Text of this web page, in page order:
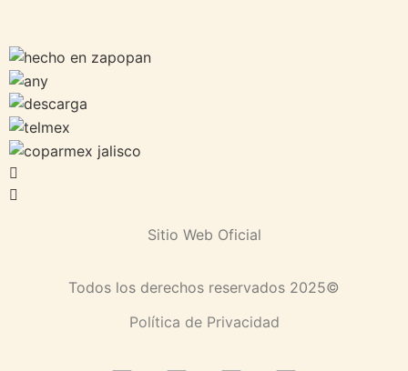
Sitio Web Oficial
Todos los derechos reservados 2025©
Política de Privacidad